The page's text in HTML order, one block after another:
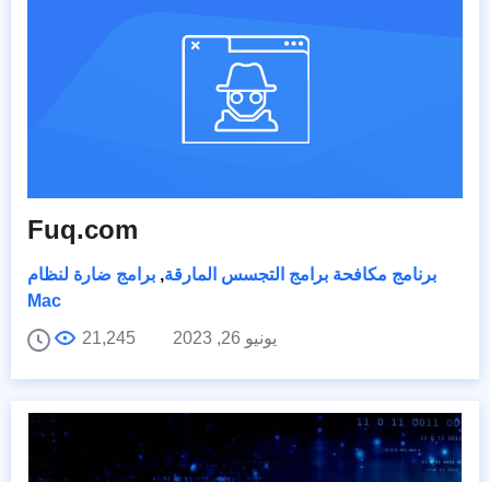
Fuq.com
برنامج مكافحة برامج التجسس المارقة, برامج ضارة لنظام
Mac
يونيو 26, 2023
21,245